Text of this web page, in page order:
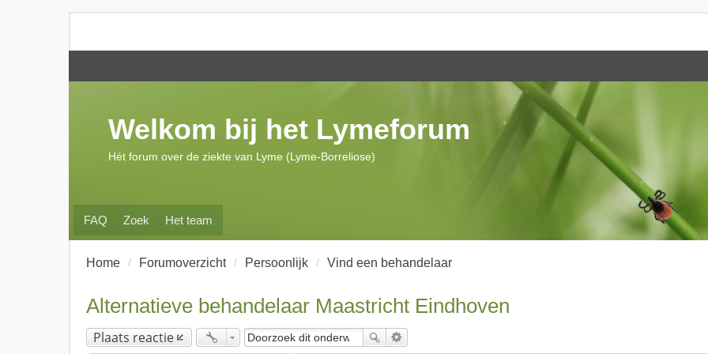
FAQ Zoek Het team
Welkom bij het Lymeforum
Hét forum over de ziekte van Lyme (Lyme-Borreliose)
Home Forumoverzicht Persoonlijk Vind een behandelaar
Alternatieve behandelaar Maastricht Eindhoven
Plaats reactie